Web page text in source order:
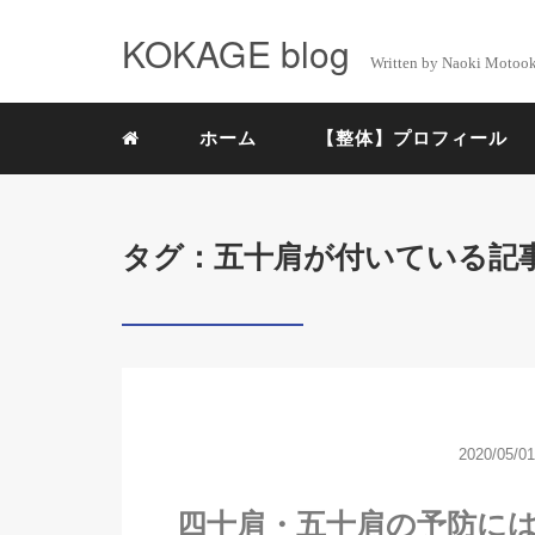
KOKAGE blog Written by Naoki
ホーム 【整体】プロフィール
タグ：五十肩が付いている記
2020/05/01
四十肩・五十肩の予防に